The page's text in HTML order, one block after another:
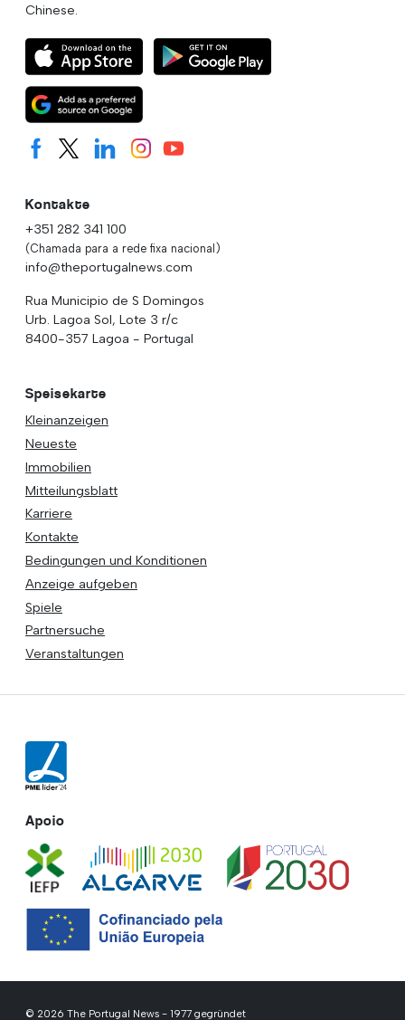
Chinese.
Kontakte
+351 282 341 100
(Chamada para a rede fixa nacional)
info@theportugalnews.com
Rua Municipio de S Domingos
Urb. Lagoa Sol, Lote 3 r/c
8400-357 Lagoa - Portugal
Speisekarte
Kleinanzeigen
Neueste
Immobilien
Mitteilungsblatt
Karriere
Kontakte
Bedingungen und Konditionen
Anzeige aufgeben
Spiele
Partnersuche
Veranstaltungen
Apoio
© 2026 The Portugal News - 1977 gegründet